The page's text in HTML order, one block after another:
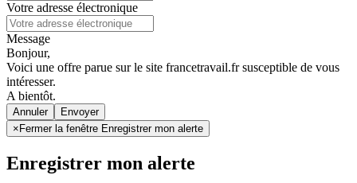
Votre adresse électronique
Message
Bonjour,
Voici une offre parue sur le site francetravail.fr susceptible de vous
intéresser.
A bientôt.
Annuler
× Fermer la fenêtre Enregistrer mon alerte
Enregistrer mon alerte